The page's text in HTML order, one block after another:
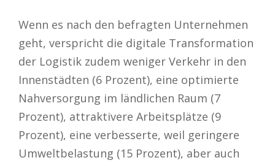
Wenn es nach den befragten Unternehmen
geht, verspricht die digitale Transformation
der Logistik zudem weniger Verkehr in den
Innenstädten (6 Prozent), eine optimierte
Nahversorgung im ländlichen Raum (7
Prozent), attraktivere Arbeitsplätze (9
Prozent), eine verbesserte, weil geringere
Umweltbelastung (15 Prozent), aber auch